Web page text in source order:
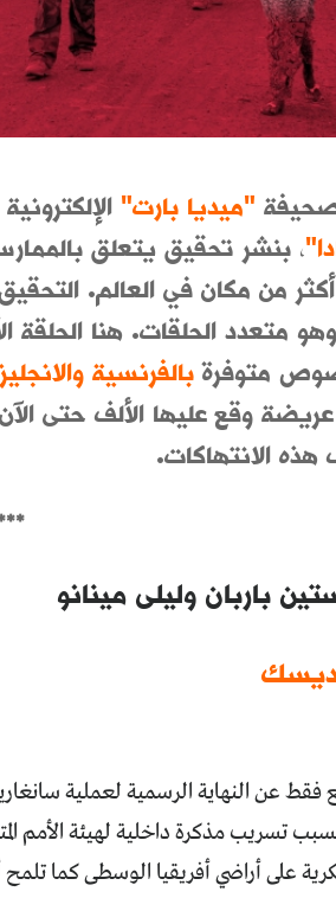
"ميديا بارت"
، بنشر تحقيق يتعلق
من مكان في العالم.
متعدد الحلقات. هنا الحلقة
متوفرة بالفرنسية
وقع عليها الألف حتى
هذه الانتهاكات.
باربان وليلى مينانو
ديسك
تسريب مذكرة داخلية لهيئة الأمم
على أراضي أفريقيا الوسطى كما